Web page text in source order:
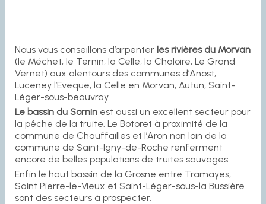
Nous vous conseillons d’arpenter les rivières du Morvan
(le Méchet, le Ternin, la Celle, la Chaloire, Le Grand
Vernet) aux alentours des communes d’Anost,
Luceney l’Eveque, la Celle en Morvan, Autun, Saint-
Léger-sous-beauvray.
Le bassin du Sorninest aussi un excellent secteur pour
la pêche de la truite. Le Botoret à proximité de la
commune de Chauffailles et l’Aron non loin de la
commune de Saint-Igny-de-Roche renferment
encore de belles populations de truites sauvages
Enfin le haut bassin de la Grosne entre Tramayes,
Saint Pierre-le-Vieux et Saint-Léger-sous-la Bussière
sont des secteurs à prospecter.